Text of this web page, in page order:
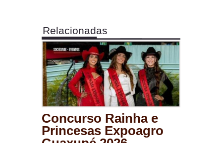
Relacionadas
Concurso Rainha e
Princesas Expoagro